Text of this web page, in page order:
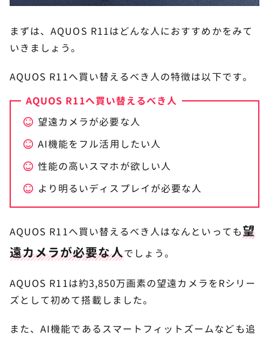
まずは、AQUOS R11はどんな人におすすめかをみて
いきましょう。
AQUOS R11へ買い替えるべき人の特徴は以下です。
AQUOS R11へ買い替えるべき人
望遠カメラが必要な人
AI機能をフル活用したい人
性能の高いスマホが欲しい人
より明るいディスプレイが必要な人
AQUOS R11へ買い替えるべき人はなんといっても望
遠カメラが必要な人でしょう。
AQUOS R11は約3,850万画素の望遠カメラをRシリー
ズとして初めて搭載しました。
また、AI機能であるスマートフィットズームなども追